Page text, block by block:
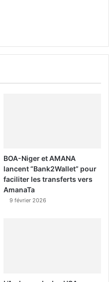
BOA-Niger et AMANA
lancent “Bank2Wallet” pour
faciliter les transferts vers
AmanaTa
9 février 2026